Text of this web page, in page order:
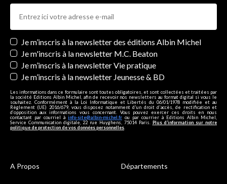
Newsletters
Je m’inscris à la newsletter des éditions Albin Michel
Je m'inscris à la newsletter M.C. Beaton
Je m’inscris à la newsletter Vie pratique
Je m’inscris à la newsletter Jeunesse & BD
Les informations dans ce formulaire sont toutes obligatoires, et sont collectées et traitées par
la société Editions Albin Michel, afin de recevoir nos newsletters au format digital si vous le
souhaitez. Conformément à la Loi Informatique et Libertés du 06/01/1978 modifiée et au
Règlement (UE) 2016/679, vous disposez notamment d'un droit d'accès, de rectification et
d’opposition aux informations vous concernant. Vous pouvez exercer ces droits en nous
contactant par courriel à info-site@albin-michel.fr ou par courrier à Editions Albin Michel,
Service Communication digitale, 22 rue Huyghens, 75014 Paris. Plus d’information sur notre
politique de protection de vos données personnelles
A Propos Départements